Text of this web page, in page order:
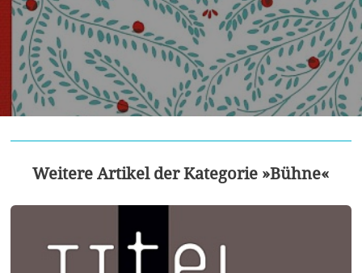
Weitere Artikel der Kategorie »Bühne«